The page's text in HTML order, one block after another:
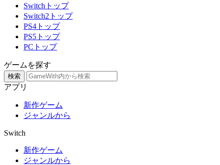
Switchトップ
Switch2トップ
PS4トップ
PS5トップ
PCトップ
ゲームを探す
検索
アプリ
新作ゲーム
ジャンルから
Switch
新作ゲーム
ジャンルから